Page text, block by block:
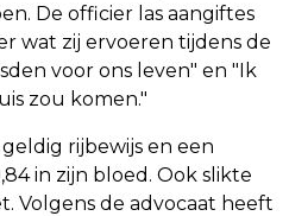
De officier las aangiftes
wat zij ervoeren tijdens de
voor ons leven" en "Ik
zou komen."
rijbewijs en een
in zijn bloed. Ook slikte
Volgens de advocaat heeft